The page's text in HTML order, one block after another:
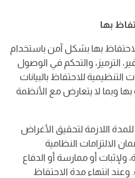
بها
بها بشكل آمن باستخدام
الترميز، والتحكم في الوصول
للاحتفاظ بالبيانات
وبما لا يتعارض مع الأنظمة
اللازمة لتحقيق الأغراض
الالتزامات النظامية
ولإثبات أو ممارسة أو الدفاع
وعند انتهاء مدة الاحتفاظ